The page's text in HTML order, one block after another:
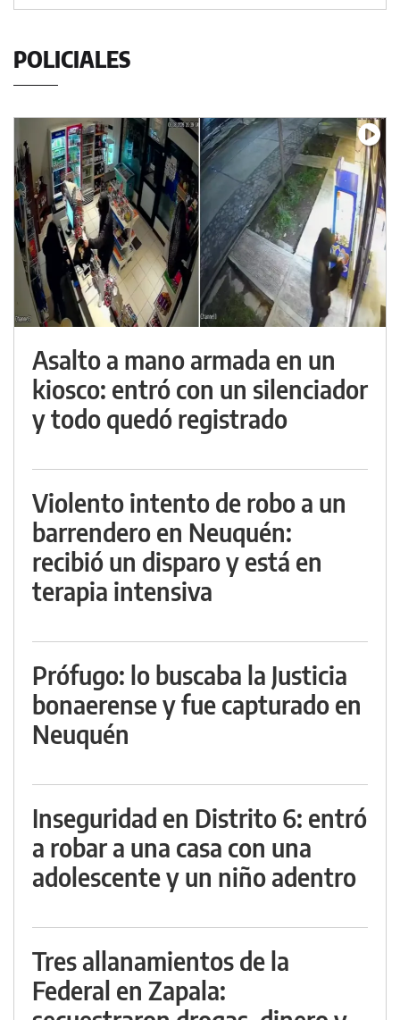
POLICIALES
Asalto a mano armada en un
kiosco: entró con un silenciador
y todo quedó registrado
Violento intento de robo a un
barrendero en Neuquén:
recibió un disparo y está en
terapia intensiva
Prófugo: lo buscaba la Justicia
bonaerense y fue capturado en
Neuquén
Inseguridad en Distrito 6: entró
a robar a una casa con una
adolescente y un niño adentro
Tres allanamientos de la
Federal en Zapala: